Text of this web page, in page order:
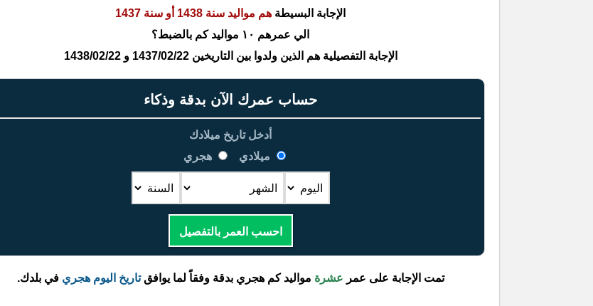
الإجابة البسيطة هم مواليد سنة 1438 أو سنة 1437
الي عمرهم ١٠ مواليد كم بالضبط؟
الإجابة التفصيلية هم الذين ولدوا بين التاريخين 1437/02/22 و 1438/02/22
حساب عمرك الآن بدقة وذكاء
أدخل تاريخ ميلادك
ميلادي
هجري
احسب العمر بالتفصيل
تمت الإجابة على عمر عشرة مواليد كم هجري بدقة وفقاً لما يوافقتاريخ اليوم هجري في بلدك.